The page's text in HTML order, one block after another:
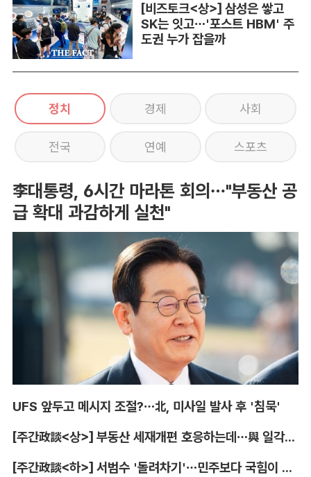
[비즈토크<상>] 삼성은 쌓고
SK는 잇고…'포스트 HBM' 주
도권 누가 잡을까
정치 경제 사회
전국 연예 스포츠
李대통령, 6시간 마라톤 회의…"부동산 공
급 확대 과감하게 실천"
UFS 앞두고 메시지 조절?…北, 미사일 발사 후 '침묵'
[주간政談<상>] 부동산 세재개편 호응하는데…與 일각의 속내
[주간政談<하>] 서범수 '돌려차기'…민주보다 국힘이 더 발끈